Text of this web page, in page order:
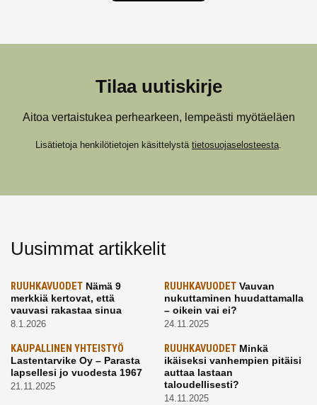
Tilaa uutiskirje
Aitoa vertaistukea perhearkeen, lempeästi myötäeläen
Lisätietoja henkilötietojen käsittelystä tietosuojaselosteesta.
Uusimmat artikkelit
RUUHKAVUODET Nämä 9
merkkiä kertovat, että
vauvasi rakastaa sinua
8.1.2026
RUUHKAVUODETVauvan
nukuttaminen huudattamalla
– oikein vai ei?
24.11.2025
KAUPALLINEN YHTEISTYÖ
Lastentarvike Oy – Parasta
lapsellesi jo vuodesta 1967
21.11.2025
RUUHKAVUODETMinkä
ikäiseksi vanhempien pitäisi
auttaa lastaan
taloudellisesti?
14.11.2025